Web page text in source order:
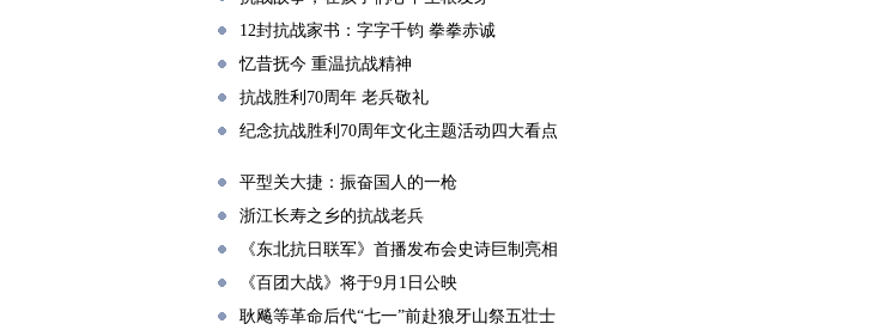
12封抗战家书：字字千钧 拳拳赤诚
忆昔抚今 重温抗战精神
抗战胜利70周年 老兵敬礼
纪念抗战胜利70周年文化主题活动四大看点
平型关大捷：振奋国人的一枪
浙江长寿之乡的抗战老兵
《东北抗日联军》首播发布会史诗巨制亮相
《百团大战》将于9月1日公映
耿飚等革命后代“七一”前赴狼牙山祭五壮士